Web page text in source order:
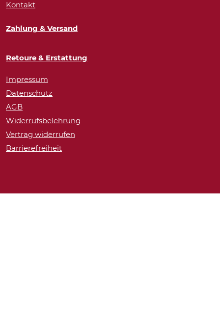
Kontakt
Zahlung & Versand
Retoure & Erstattung
Impressum
Datenschutz
AGB
Widerrufsbelehrung
Vertrag widerrufen
Barrierefreiheit